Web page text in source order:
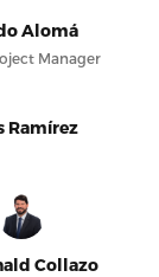
Alomá
Manager
Ramírez
Collazo